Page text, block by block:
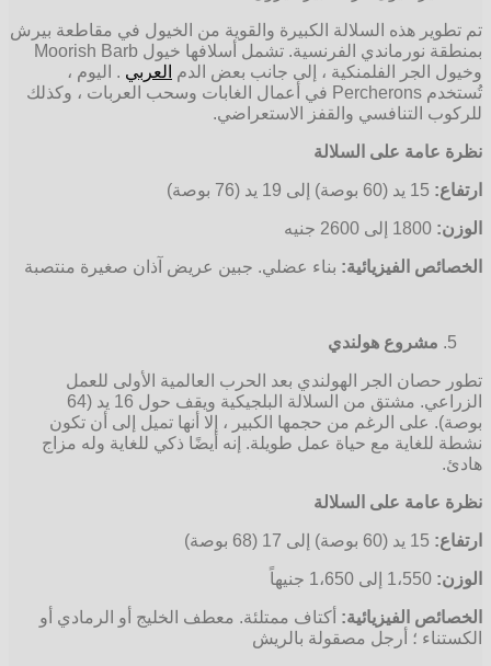
تم تطوير هذه السلالة الكبيرة والقوية من الخيول في مقاطعة بيرش
بمنطقة نورماندي الفرنسية. تشمل أسلافها خيول Moorish Barb
وخيول الجر الفلمنكية ، إلى جانب بعض الدم العربي . اليوم ،
تُستخدم Percherons في أعمال الغابات وسحب العربات ، وكذلك
للركوب التنافسي والقفز الاستعراضي.
نظرة عامة على السلالة
ارتفاع:
الوزن:
الخصائص الفيزيائية: بناء عضلي. جبين عريض آذان صغيرة منتصبة
مشروع هولندي
تطور حصان الجر الهولندي بعد الحرب العالمية الأولى للعمل
الزراعي. مشتق من السلالة البلجيكية ويقف حول 16 يد (64
بوصة). على الرغم من حجمها الكبير ، إلا أنها تميل إلى أن تكون
نشطة للغاية مع حياة عمل طويلة. إنه أيضًا ذكي للغاية وله مزاج
هادئ.
نظرة عامة على السلالة
ارتفاع:
الوزن:
الخصائص الفيزيائية: أكتاف ممتلئة. معطف الخليج أو الرمادي أو
الكستناء ؛ أرجل مصقولة بالريش